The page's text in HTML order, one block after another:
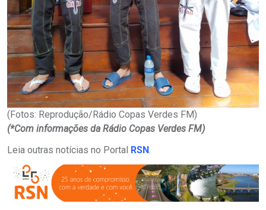
(Fotos: Reprodução/Rádio Copas Verdes FM)
(*Com informações da Rádio Copas Verdes FM)
Leia outras notícias no Portal RSN.